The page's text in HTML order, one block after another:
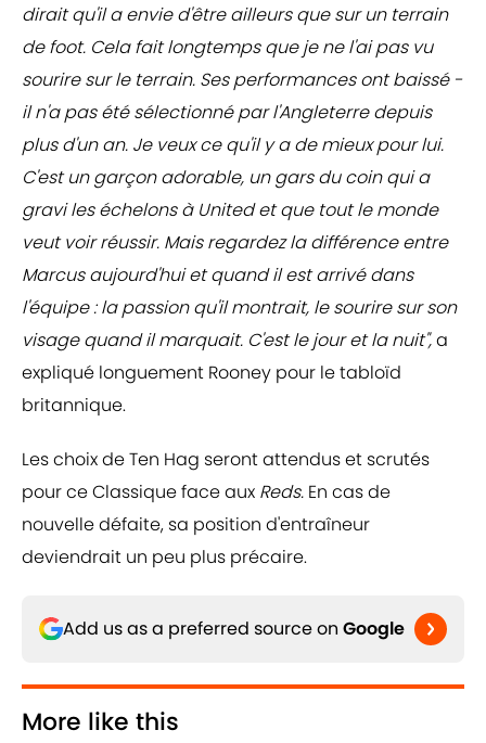
dirait qu'il a envie d'être ailleurs que sur un terrain
de foot. Cela fait longtemps que je ne l'ai pas vu
sourire sur le terrain. Ses performances ont baissé -
il n'a pas été sélectionné par l'Angleterre depuis
plus d'un an. Je veux ce qu'il y a de mieux pour lui.
C'est un garçon adorable, un gars du coin qui a
gravi les échelons à United et que tout le monde
veut voir réussir. Mais regardez la différence entre
Marcus aujourd'hui et quand il est arrivé dans
l'équipe : la passion qu'il montrait, le sourire sur son
visage quand il marquait. C'est le jour et la nuit",a
expliqué longuement Rooney pour le tabloïd
britannique.
Les choix de Ten Hag seront attendus et scrutés
pour ce Classique face aux Reds. En cas de
nouvelle défaite, sa position d'entraîneur
deviendrait un peu plus précaire.
Add us as a preferred source on Google
More like this